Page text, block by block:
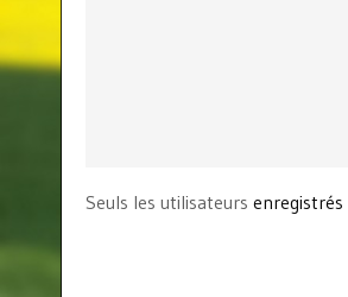
Seuls les utilisateurs enregistrés